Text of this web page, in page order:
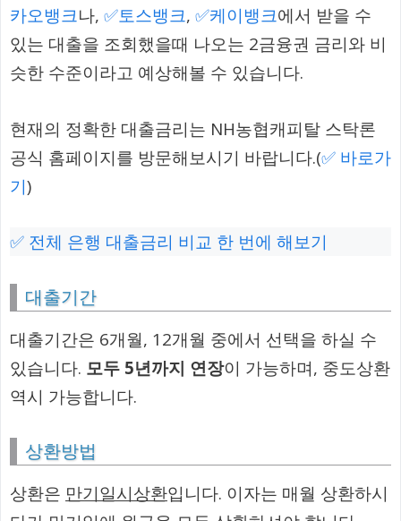
카오뱅크나, ✅토스뱅크, ✅케이뱅크에서 받을 수
있는 대출을 조회했을때 나오는 2금융권 금리와 비
슷한 수준이라고 예상해볼 수 있습니다.
현재의 정확한 대출금리는 NH농협캐피탈 스탁론
공식 홈페이지를 방문해보시기 바랍니다.(✅ 바로가
기)
✅ 전체 은행 대출금리 비교 한 번에 해보기
대출기간
대출기간은 6개월, 12개월 중에서 선택을 하실 수
있습니다. 모두 5년까지 연장이 가능하며, 중도상환
역시 가능합니다.
상환방법
상환은 만기일시상환입니다. 이자는 매월 상환하시